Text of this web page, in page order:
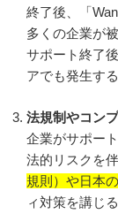
https://
2025-49691
https://
https://
2025-49726
https://
2025-49725
終了後、「
多くの企業が
サポート終了
アでも発生す
法規制やコン
企業がサポー
法的リスクを
規則）や日本
ィ対策を講じ